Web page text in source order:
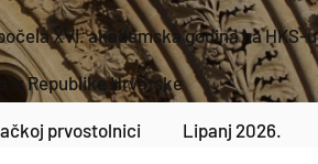
XVI. akademska godina na HKS-u
iz Republike Hrvatske
prvostolnici Lipanj 2026.